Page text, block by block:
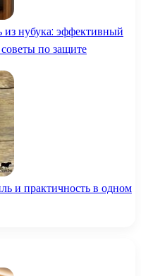
из нубука: эффективный
по защите
и практичность в одном